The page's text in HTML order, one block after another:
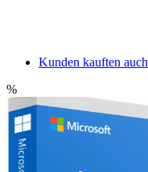
Kunden kauften auch
%